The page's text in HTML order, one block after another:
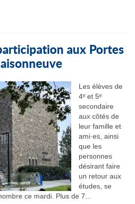
aux Portes
Les élèves de
4ᵉ et 5ᵉ
secondaire
aux côtés de
leur famille et
ami·es, ainsi
que les
personnes
désirant faire
un retour aux
études, se
ce mardi. Plus de 7...